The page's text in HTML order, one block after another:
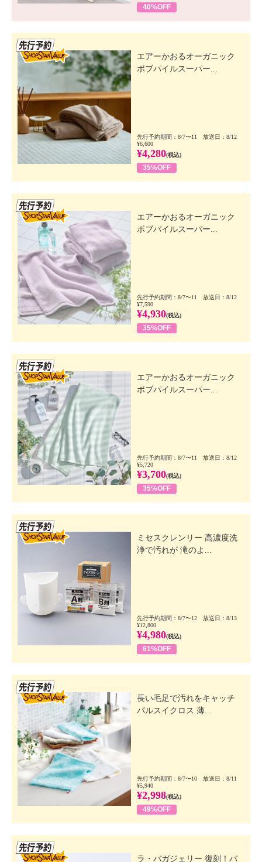
40%OFF
エアーかおるオーガニック
ボブパイルスーパー...
先行予約期間：8/7〜11 放送日：8/12
¥6,600
¥4,280(税込)
35%OFF
エアーかおるオーガニック
ボブパイルスーパー...
先行予約期間：8/7〜11 放送日：8/12
¥7,590
¥4,930(税込)
35%OFF
エアーかおるオーガニック
ボブパイルスーパー...
先行予約期間：8/7〜11 放送日：8/12
¥5,720
¥3,700(税込)
35%OFF
ミセスクレンリー 高濃度洗
浄で汚れが 滝のよ...
先行予約期間：8/7〜12 放送日：8/13
¥12,800
¥4,980(税込)
61%OFF
長い毛足で汚れをキャッチ
パルスイクロス 薄...
先行予約期間：8/7〜10 放送日：8/11
¥5,940
¥2,998(税込)
49%OFF
ラ・バガジェリー 復刻！バ